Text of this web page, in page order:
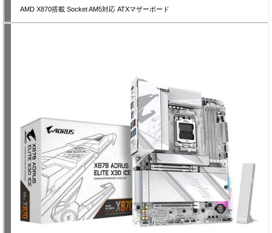
AMD X870搭載 Socket AM5対応 ATXマザーボード